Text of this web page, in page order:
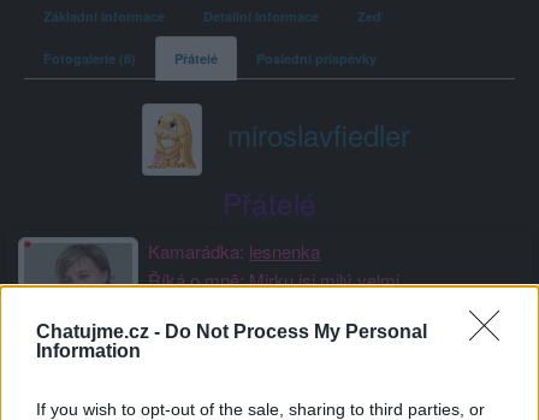
Chatujme.cz - Do Not Process My Personal
Information
If you wish to opt-out of the sale, sharing to third parties, or
Základní informace Detailní informace Zeď
Fotogalerie (8) Přátelé Poslední příspěvky
miroslavfiedler
Přátelé
Kamarádka: lesnenka
Říká o mně: Mirku jsi milý velmi
milým slovem i krásnými